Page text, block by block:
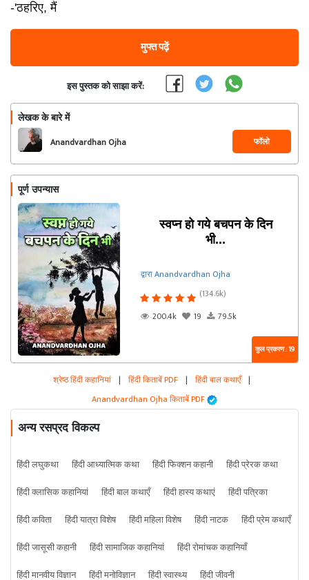
-'ठहरिए, मैं
मुफ्त पढ़ें
इस पुस्तक को साझा करें:
लेखक के बारे में
Anandvardhan Ojha फॉलो
पूर्ण उपन्यास
स्वप्न हो गये बचपन के दिन
भी...
द्वारा Anandvardhan Ojha
(134.6k)
200.4k
19 79.5k
कुल प्रकरण : 19
श्रेष्ठ हिंदी कहानियां | हिंदी किताबें PDF | हिंदी बाल कथाएँ |
Anandvardhan Ojha किताबें PDF
अन्य रसप्रद विकल्प
हिंदी लघुकथा हिंदी आध्यात्मिक कथा हिंदी फिक्शन कहानी
हिंदी प्रेरक कथा
हिंदी क्लासिक कहानियां
हिंदी बाल कथाएँ हिंदी हास्य कथाएं
हिंदी पत्रिका
हिंदी कविता
हिंदी यात्रा विशेष हिंदी महिला विशेष हिंदी नाटक
हिंदी प्रेम कथाएँ
हिंदी जासूसी कहानी
हिंदी सामाजिक कहानियां
हिंदी रोमांचक कहानियाँ
हिंदी मानवीय विज्ञान
हिंदी मनोविज्ञान हिंदी स्वास्थ्य हिंदी जीवनी